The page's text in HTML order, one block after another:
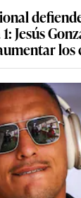
Jesús
los